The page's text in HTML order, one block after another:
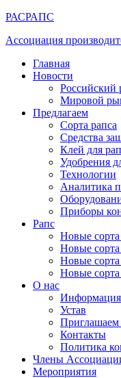
РАСРАПС
Ассоциация
Главная
Новости
Российский
Мировой
Предлагаем
Сорта рапса
Средства
Клей для
Удобрения
Технологии
Аналитика
Приборы
Рапс
Новые сорта
Новые сорта
Новые сорта
Новые сорта
О нас
Устав
Контакты
Политика
Члены
Мероприятия